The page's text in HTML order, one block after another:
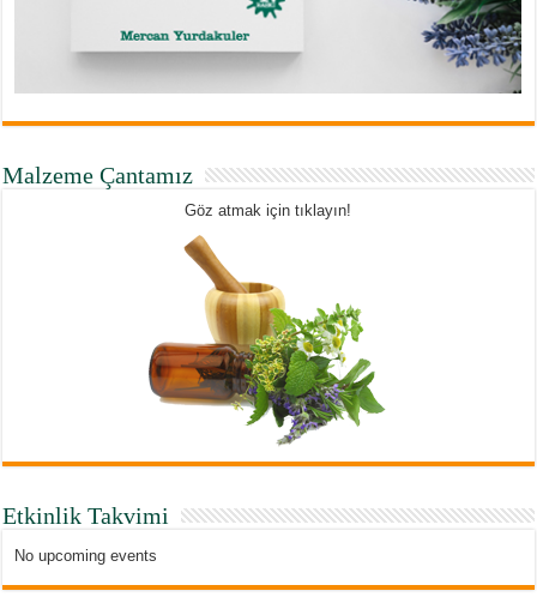
Malzeme Çantamız
Göz atmak için tıklayın!
Etkinlik Takvimi
No upcoming events